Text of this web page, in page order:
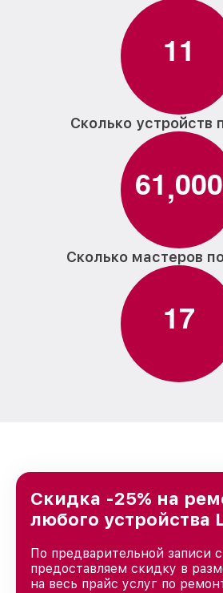
11
Сколько устройств
61,000
Сколько мастеров
17
Скидка -25% на
любого устройства
По предварительной записи
предоставляем скидку в
на весь прайс услуг по